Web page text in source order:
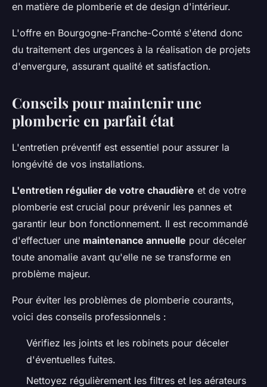
en matière de plomberie et de design d'intérieur.
L'offre en Bourgogne-Franche-Comté s'étend donc
du traitement des urgences à la réalisation de projets
d'envergure, assurant qualité et satisfaction.
Conseils pour maintenir une
plomberie en parfait état
L'entretien préventif est essentiel pour assurer la
longévité de vos installations.
L'entretien régulier de votre chaudière et de votre
plomberie est crucial pour prévenir les pannes et
garantir leur bon fonctionnement. Il est recommandé
d'effectuer une maintenance annuelle pour déceler
toute anomalie avant qu'elle ne se transforme en
problème majeur.
Pour éviter les problèmes de plomberie courants,
voici des conseils professionnels :
Vérifiez les joints et les robinets pour déceler
d'éventuelles fuites.
Nettoyez régulièrement les filtres et les aérateurs